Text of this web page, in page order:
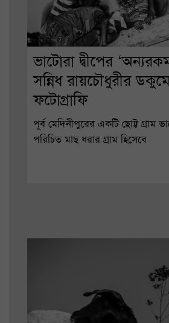
ভাটোরা দ্বীপের
সন্নিধ রায়চৌধুরীর
ফটোগ্রাফি
পূর্ব মেদিনীপুরের একটি ছোট্ট গ্রাম
পরিচিত মাছ ধরার গ্রাম হিসেবে